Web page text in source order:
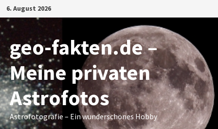
Zum
Inhalt
springen
6. August 2026
geo-fakten.de –
Meine privaten
Astrofotos
Astrofotografie – Ein wunderschönes Hobby